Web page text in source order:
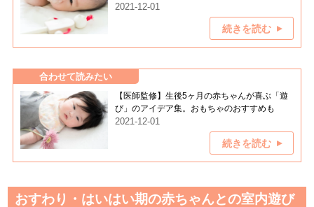
2021-12-01
続きを読む
合わせて読みたい
【医師監修】生後5ヶ月の赤ちゃんが喜ぶ「遊
び」のアイデア集。おもちゃのおすすめも
2021-12-01
続きを読む
おすわり・はいはい期の赤ちゃんとの室内遊び